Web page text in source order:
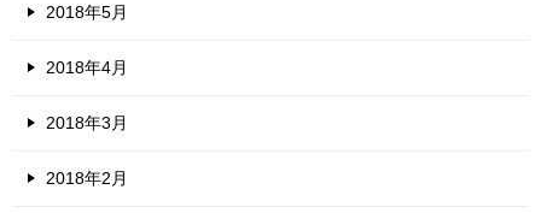
2018年5月
2018年4月
2018年3月
2018年2月